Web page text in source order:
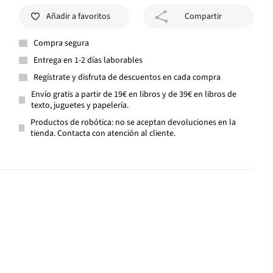
Añadir a favoritos Compartir
Compra segura
Entrega en 1-2 días laborables
Regístrate y disfruta de descuentos en cada compra
Envío gratis a partir de 19€ en libros y de 39€ en libros de
texto, juguetes y papelería.
Productos de robótica: no se aceptan devoluciones en la
tienda. Contacta con atención al cliente.